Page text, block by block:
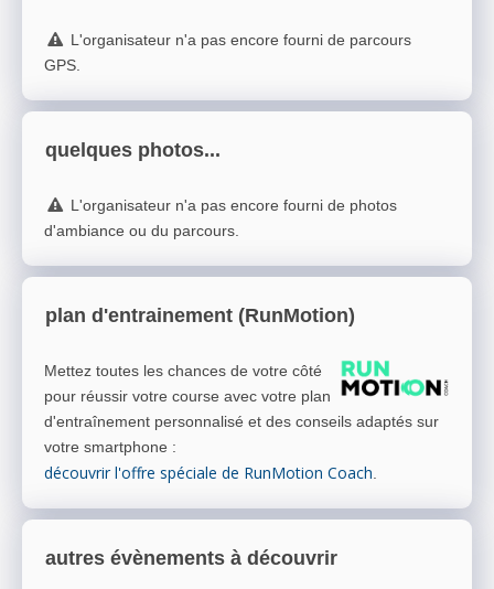
L'organisateur n'a pas encore fourni de parcours
GPS.
quelques photos...
L'organisateur n'a pas encore fourni de photos
d'ambiance ou du parcours.
plan d'entrainement (RunMotion)
Mettez toutes les chances de votre côté
pour réussir votre course avec votre plan
d'entraînement personnalisé et des conseils adaptés sur
votre smartphone :
découvrir l'offre spéciale de RunMotion Coach.
autres évènements à découvrir